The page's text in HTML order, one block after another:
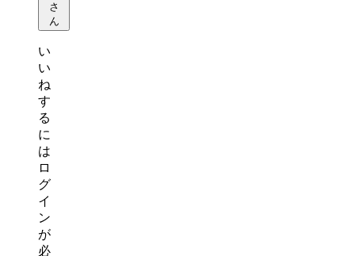
さ
ん
い
い
ね
す
る
に
は
ロ
グ
イ
ン
が
必